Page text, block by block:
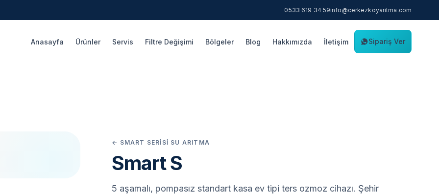
0533 619 34 59info@cerkezkoyaritma.com
Anasayfa Ürünler Servis Filtre Değişimi Bölgeler Blog Hakkımızda İletişim Sipariş Ver
← SMART SERISI SU ARITMA
Smart S
5 aşamalı, pompasız standart kasa ev tipi ters ozmoz cihazı. Şehir